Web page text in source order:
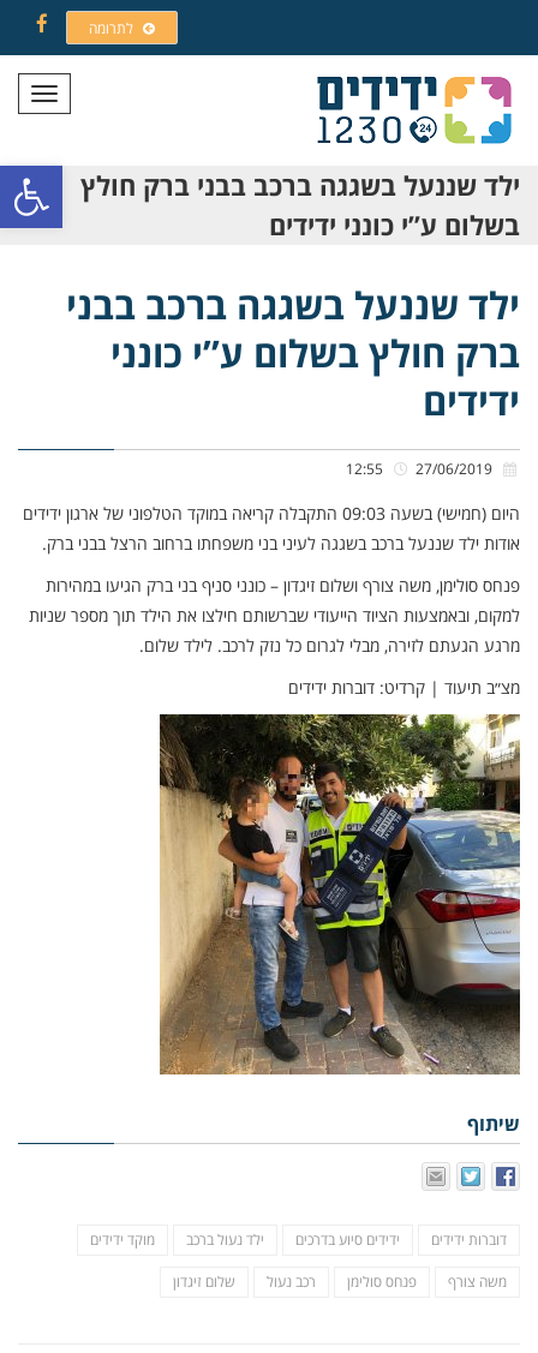
פתח
לתרומה
תפריט
ילד שננעל בשגגה ברכב בבני ברק חולץ
בשלום ע”י כונני ידידים
ילד שננעל בשגגה ברכב בבני
ברק חולץ בשלום ע”י כונני
ידידים
היום (חמישי) בשעה 09:03 התקבלה קריאה במוקד הטלפוני של ארגון ידידים
אודות ילד שננעל ברכב בשגגה לעיני בני משפחתו ברחוב הרצל בבני ברק.
פנחס סולימן, משה צורף ושלום זיגדון – כונני סניף בני ברק הגיעו במהירות
למקום, ובאמצעות הציוד הייעודי שברשותם חילצו את הילד תוך מספר שניות
מרגע הגעתם לזירה, מבלי לגרום כל נזק לרכב. לילד שלום.
מצ״ב תיעוד | קרדיט: דוברות ידידים
שיתוף
דוברות ידידים ידידים סיוע בדרכים ילד נעול ברכב מוקד ידידים
משה צורף פנחס סולימן רכב נעול שלום זיגדון